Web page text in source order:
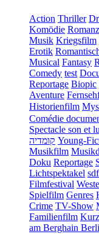
Action Thriller
Komödie
Musik Kriegsfilm
Erotik
Musical Fantasy
Comedy test
Reportage Biopic
Aventure
Historienfilm
Comédie
Spectacle son et
קומדיה Young-
Musikfilm
Doku Reportage
Lichtspektakel sdf
Filmfestival
Spielfilm Genres
Crime TV-Show
Familienfilm
am Berghain